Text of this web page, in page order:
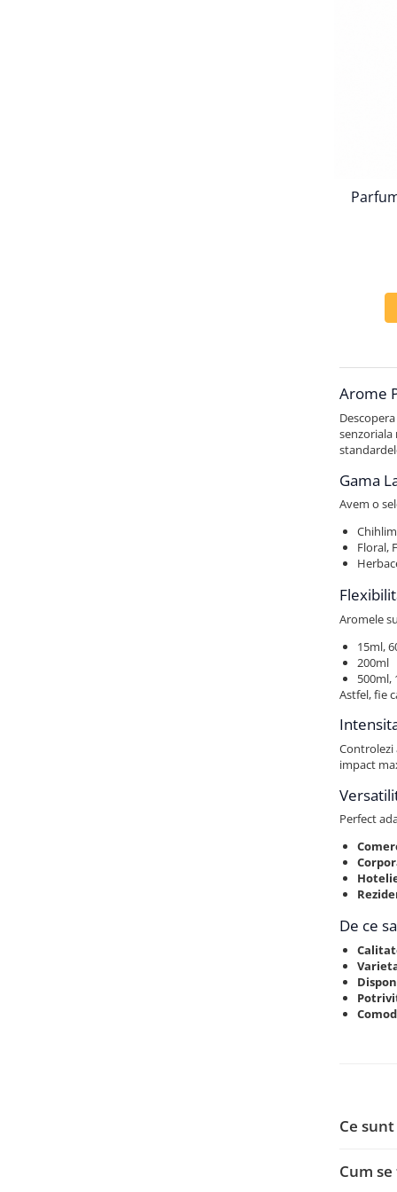
Arome
senzoriala
Gama
Avem o
Floral,
Aromele
15ml,
200ml
500ml,
Astfel, fie
impact
Perfect
De ce
Ce
Cum